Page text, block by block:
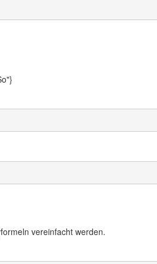
vereinfacht werden.